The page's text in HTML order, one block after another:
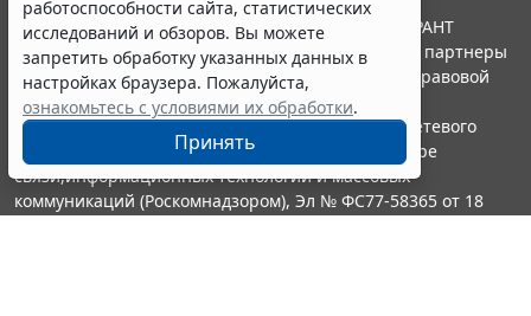
работоспособности сайта, статистических
исследований и обзоров. Вы можете
запретить обработку указанных данных в
настройках браузера. Пожалуйста,
ознакомьтесь с условиями их обработки.
Принять
© ООО "НПП "ГАРАНТ-СЕРВИС", 2026. Система ГАРАНТ
выпускается с 1990 года. Компания "Гарант" и ее партнеры
являются участниками Российской ассоциации правовой
информации ГАРАНТ.
Портал ГАРАНТ.РУ зарегистрирован в качестве сетевого
издания Федеральной службой по надзору в сфере
связи,информационных технологий и массовых
коммуникаций (Роскомнадзором), Эл № ФС77-58365 от 18